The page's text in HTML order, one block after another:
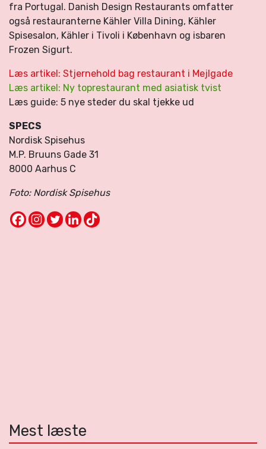
fra Portugal. Danish Design Restaurants omfatter
også restauranterne Kähler Villa Dining, Kähler
Spisesalon, Kähler i Tivoli i København og isbaren
Frozen Sigurt.
Læs artikel: Stjernehold bag restaurant i Mejlgade
Læs artikel: Ny toprestaurant med asiatisk tvist
Læs guide: 5 nye steder du skal tjekke ud
SPECS
Nordisk Spisehus
M.P. Bruuns Gade 31
8000 Aarhus C
Foto: Nordisk Spisehus
Mest læste